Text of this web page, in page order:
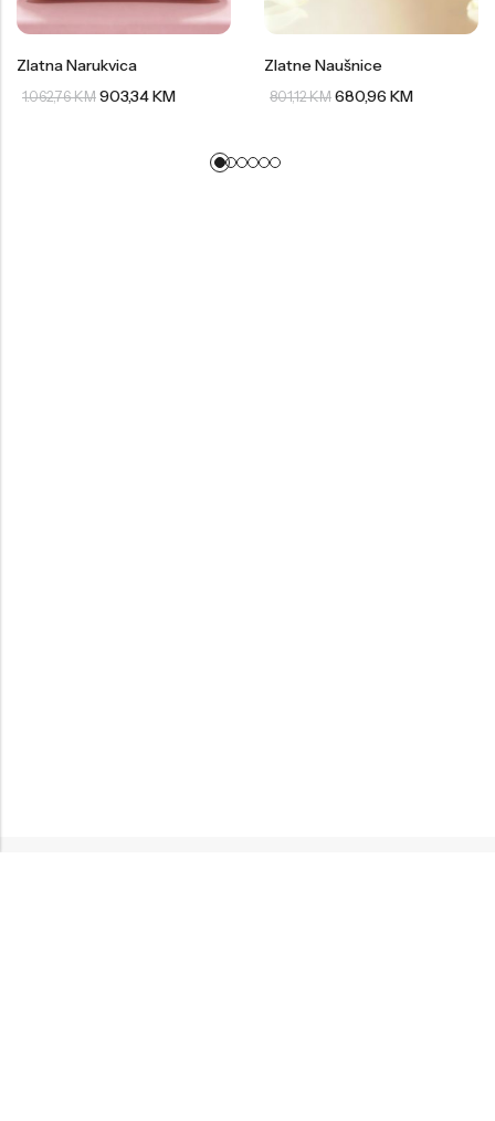
Zlatna Narukvica
1.062,76KM 903,34KM
Zlatne Naušnice
801,12KM 680,96 KM